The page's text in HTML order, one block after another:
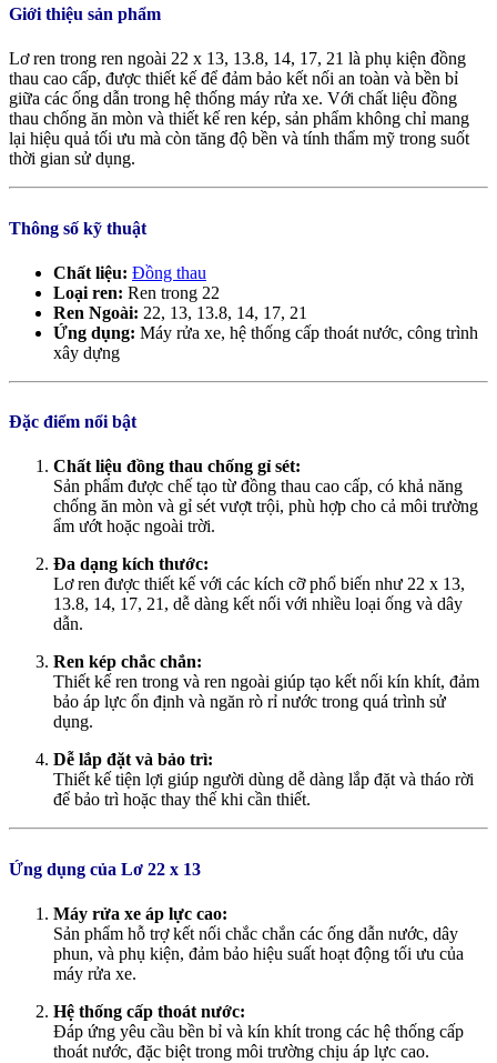
Giới thiệu sản phẩm
Lơ ren trong ren ngoài 22 x 13, 13.8, 14, 17, 21 là phụ kiện đồng
thau cao cấp, được thiết kế để đảm bảo kết nối an toàn và bền bỉ
giữa các ống dẫn trong hệ thống máy rửa xe. Với chất liệu đồng
thau chống ăn mòn và thiết kế ren kép, sản phẩm không chỉ mang
lại hiệu quả tối ưu mà còn tăng độ bền và tính thẩm mỹ trong suốt
thời gian sử dụng.
Thông số kỹ thuật
Chất liệu: Đồng thau
Loại ren: Ren trong 22
Ren Ngoài: 22, 13, 13.8, 14, 17, 21
Ứng dụng: Máy rửa xe, hệ thống cấp thoát nước, công trình
xây dựng
Đặc điểm nổi bật
Chất liệu đồng thau chống gỉ sét:
Sản phẩm được chế tạo từ đồng thau cao cấp, có khả năng
chống ăn mòn và gỉ sét vượt trội, phù hợp cho cả môi trường
ẩm ướt hoặc ngoài trời.
Đa dạng kích thước:
Lơ ren được thiết kế với các kích cỡ phổ biến như 22 x 13,
13.8, 14, 17, 21, dễ dàng kết nối với nhiều loại ống và dây
dẫn.
Ren kép chắc chắn:
Thiết kế ren trong và ren ngoài giúp tạo kết nối kín khít, đảm
bảo áp lực ổn định và ngăn rò rỉ nước trong quá trình sử
dụng.
Dễ lắp đặt và bảo trì:
Thiết kế tiện lợi giúp người dùng dễ dàng lắp đặt và tháo rời
để bảo trì hoặc thay thế khi cần thiết.
Ứng dụng của Lơ 22 x 13
Máy rửa xe áp lực cao:
Sản phẩm hỗ trợ kết nối chắc chắn các ống dẫn nước, dây
phun, và phụ kiện, đảm bảo hiệu suất hoạt động tối ưu của
máy rửa xe.
Hệ thống cấp thoát nước:
Đáp ứng yêu cầu bền bỉ và kín khít trong các hệ thống cấp
thoát nước, đặc biệt trong môi trường chịu áp lực cao.